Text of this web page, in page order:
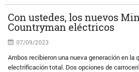
Con ustedes, los nuevos
Countryman eléctricos
07/09/2023
Ambos recibieron una nueva generación en la
electrificación total. Dos opciones de